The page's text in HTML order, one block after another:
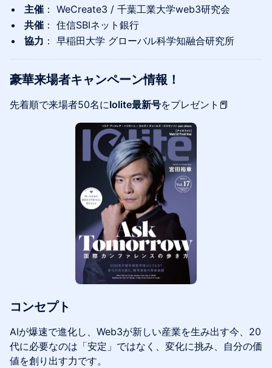
主催 ： WeCreate3 / 千葉工業大学web3研究会
共催 ： 住信SBIネット銀行
協力 ： 早稲田大学 グローバル科学知融合研究所
豪華来場者キャンペーン情報！
先着順で来場者50名にIolite最新号をプレゼント📕
コンセプト
AIが爆速で進化し、Web3が新しい産業を生み出す今、20
代に必要なのは「安定」ではなく、変化に挑み、自分の価
値を創り出す力です。